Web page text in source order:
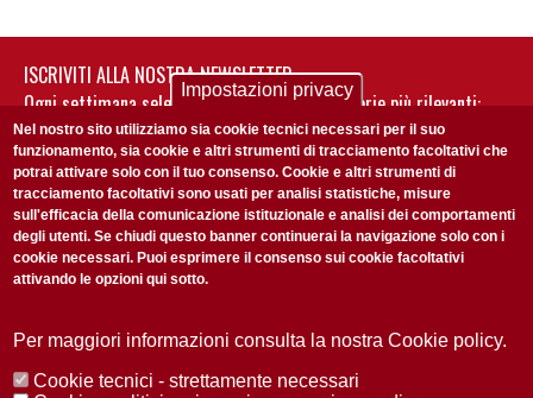
ISCRIVITI ALLA NOSTRA NEWSLETTER
Ogni settimana selezioniamo per te nostre storie più rilevanti:
non perderti gli aggiornamenti della nostra newsletter
Accetto laPrivacy Policy
Impostazioni privacy
Nel nostro sito utilizziamo sia cookie tecnici necessari per il suo
funzionamento, sia cookie e altri strumenti di tracciamento facoltativi che
potrai attivare solo con il tuo consenso. Cookie e altri strumenti di
tracciamento facoltativi sono usati per analisi statistiche, misure
sull'efficacia della comunicazione istituzionale e analisi dei comportamenti
degli utenti. Se chiudi questo banner continuerai la navigazione solo con i
cookie necessari. Puoi esprimere il consenso sui cookie facoltativi
attivando le opzioni qui sotto.
Per maggiori informazioni consulta la nostra Cookie policy.
Cookie tecnici - strettamente necessari